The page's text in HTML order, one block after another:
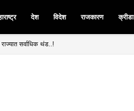
देश विदेश राजकारण क्रीडा
चेअरमनपदी माजी आ. चंद्रशेखर घुले पाटील बिनविरोध